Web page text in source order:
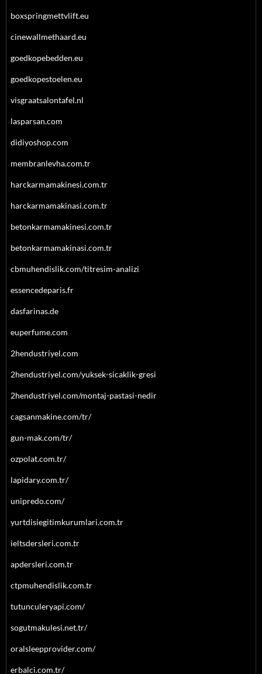
boxspringmettvlift.eu
cinewallmethaard.eu
goedkopebedden.eu
goedkopestoelen.eu
visgraatsalontafel.nl
lasparsan.com
didiyoshop.com
membranlevha.com.tr
harckarmamakinesi.com.tr
harckarmamakinasi.com.tr
betonkarmamakinesi.com.tr
betonkarmamakinasi.com.tr
cbmuhendislik.com/titresim-analizi
essencedeparis.fr
dasfarinas.de
euperfume.com
2hendustriyel.com
2hendustriyel.com/yuksek-sicaklik-gresi
2hendustriyel.com/montaj-pastasi-nedir
cagsanmakine.com/tr/
gun-mak.com/tr/
ozpolat.com.tr/
lapidary.com.tr/
unipredo.com/
yurtdisiegitimkurumlari.com.tr
ieltsdersleri.com.tr
apdersleri.com.tr
ctpmuhendislik.com.tr
tutunculeryapi.com/
sogutmakulesi.net.tr/
oralsleepprovider.com/
erbalci.com.tr/